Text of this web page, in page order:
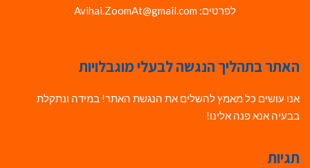
לפרטים: Avihai.ZoomAt@gmail.com
האתר בתהליך הנגשה לבעלי מוגבלויות
אנו עושים כל מאמץ להשלים את הנגשת האתר! במידה ונתקלת
בבעיה אנא פנה אלינו!
תגיות